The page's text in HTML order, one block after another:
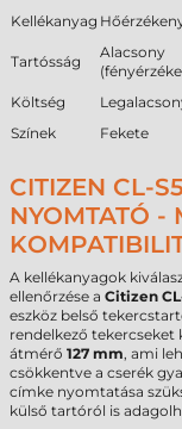
Kellékanyag
Tartósság
Alacsony
Költség
Színek
Fekete
CITIZEN CL-
NYOMTATÓ -
A kellékanyagok
ellenőrzése a Citizen
eszköz belső
rendelkező tekercseket
átmérő 127 mm, ami
csökkentve a cserék
címke nyomtatása
külső tartóról is